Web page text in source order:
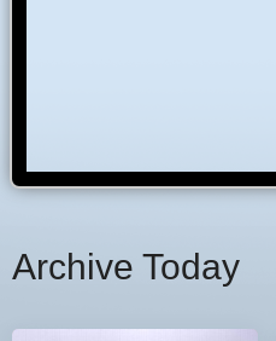
Archive Today